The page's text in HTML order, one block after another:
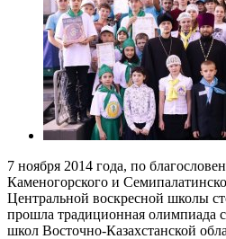
7 ноября 2014 года, по
Каменогорского и
Центральной воскресной школы
прошла традиционная олимпиада
школ Восточно-Казахстанской